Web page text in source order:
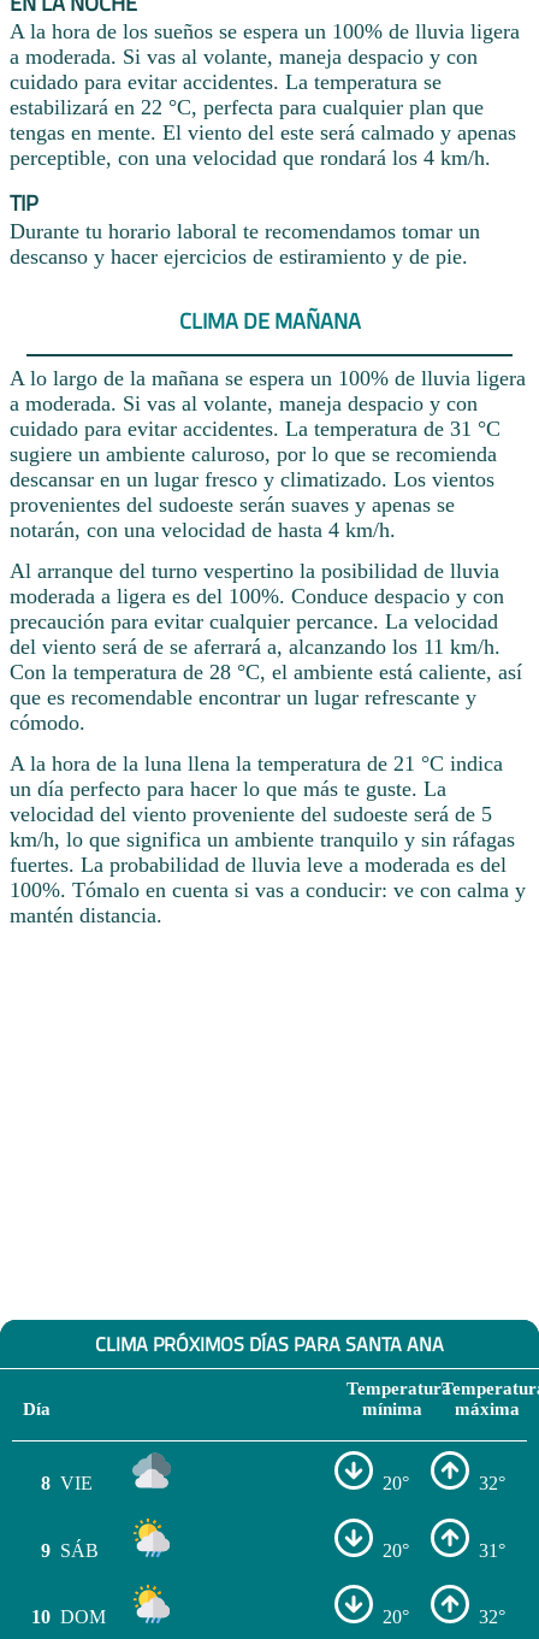
A la hora de los sueños se espera un 100% de lluvia ligera
a moderada. Si vas al volante, maneja despacio y con
cuidado para evitar accidentes. La temperatura se
estabilizará en 22 °C, perfecta para cualquier plan que
tengas en mente. El viento del este será calmado y apenas
perceptible, con una velocidad que rondará los 4 km/h.
TIP
Durante tu horario laboral te recomendamos tomar un
descanso y hacer ejercicios de estiramiento y de pie.
CLIMA DE MAÑANA
A lo largo de la mañana se espera un 100% de lluvia ligera
a moderada. Si vas al volante, maneja despacio y con
cuidado para evitar accidentes. La temperatura de 31 °C
sugiere un ambiente caluroso, por lo que se recomienda
descansar en un lugar fresco y climatizado. Los vientos
provenientes del sudoeste serán suaves y apenas se
notarán, con una velocidad de hasta 4 km/h.
Al arranque del turno vespertino la posibilidad de lluvia
moderada a ligera es del 100%. Conduce despacio y con
precaución para evitar cualquier percance. La velocidad
del viento será de se aferrará a, alcanzando los 11 km/h.
Con la temperatura de 28 °C, el ambiente está caliente, así
que es recomendable encontrar un lugar refrescante y
cómodo.
A la hora de la luna llena la temperatura de 21 °C indica
un día perfecto para hacer lo que más te guste. La
velocidad del viento proveniente del sudoeste será de 5
km/h, lo que significa un ambiente tranquilo y sin ráfagas
fuertes. La probabilidad de lluvia leve a moderada es del
100%. Tómalo en cuenta si vas a conducir: ve con calma y
mantén distancia.
CLIMA PRÓXIMOS DÍAS PARA SANTA ANA
Día
Temperatura
mínima
máxima
8 VIE 20° 32°
9 SÁB 20° 31°
10 DOM 20° 32°